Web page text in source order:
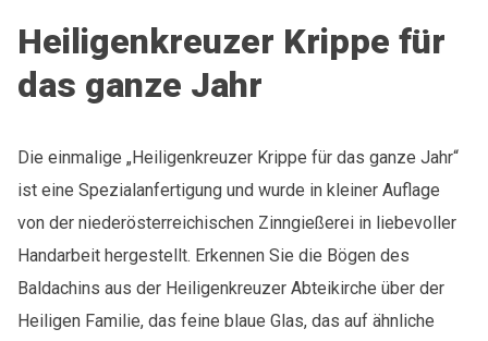
Heiligenkreuzer Krippe für
das ganze Jahr
Die einmalige „Heiligenkreuzer Krippe für das ganze Jahr“
ist eine Spezialanfertigung und wurde in kleiner Auflage
von der niederösterreichischen Zinngießerei in liebevoller
Handarbeit hergestellt. Erkennen Sie die Bögen des
Baldachins aus der Heiligenkreuzer Abteikirche über der
Heiligen Familie, das feine blaue Glas, das auf ähnliche